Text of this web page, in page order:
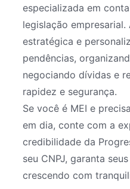
especializada em
legislação
estratégica e
pendências,
negociando dívidas e
rapidez e segurança.
Se você é MEI e
em dia, conte com a
credibilidade da
seu CNPJ, garanta
crescendo com